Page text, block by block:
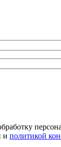
и политикой